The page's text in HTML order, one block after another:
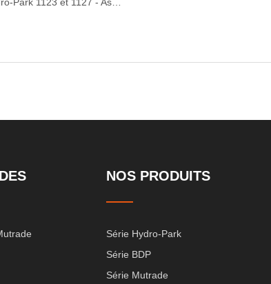
NOS PRODUITS
Série Hydro-Park
Série BDP
Série Mutrade